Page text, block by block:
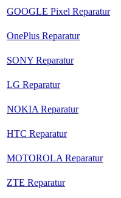
GOOGLE Pixel Reparatur
OnePlus Reparatur
SONY Reparatur
LG Reparatur
NOKIA Reparatur
HTC Reparatur
MOTOROLA Reparatur
ZTE Reparatur